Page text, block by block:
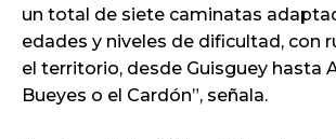
un total de siete caminatas
edades y niveles de dificultad, con
el territorio, desde Guisguey hasta
Bueyes o el Cardón”, señala.